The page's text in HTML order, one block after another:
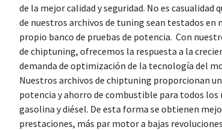
de la mejor calidad y seguridad. No es casualidad
de nuestros archivos de tuning sean testados en
propio banco de pruebas de potencia. Con
de chiptuning, ofrecemos la respuesta a la
demanda de optimización de la tecnología del
Nuestros archivos de chiptuning proporcionan
potencia y ahorro de combustible para todos los
gasolina y diésel. De esta forma se obtienen
prestaciones, más par motor a bajas